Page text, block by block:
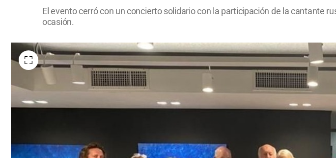
El evento cerró con un concierto solidario con la participación de la cantante
ocasión.